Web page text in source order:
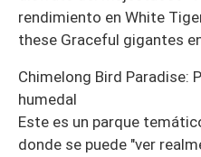
rendimiento en White
these Graceful gigantes
Chimelong Bird Paradise:
humedal
Este es un parque
donde se puede "ver